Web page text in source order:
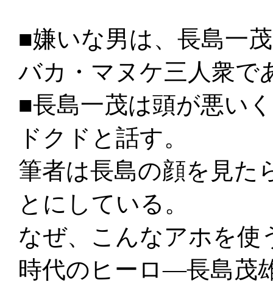
■嫌いな男は、長島一
バカ・マヌケ三人衆で
■長島一茂は頭が悪い
ドクドと話す。
筆者は長島の顔を見た
とにしている。
なぜ、こんなアホを使
時代のヒーロ―長島茂